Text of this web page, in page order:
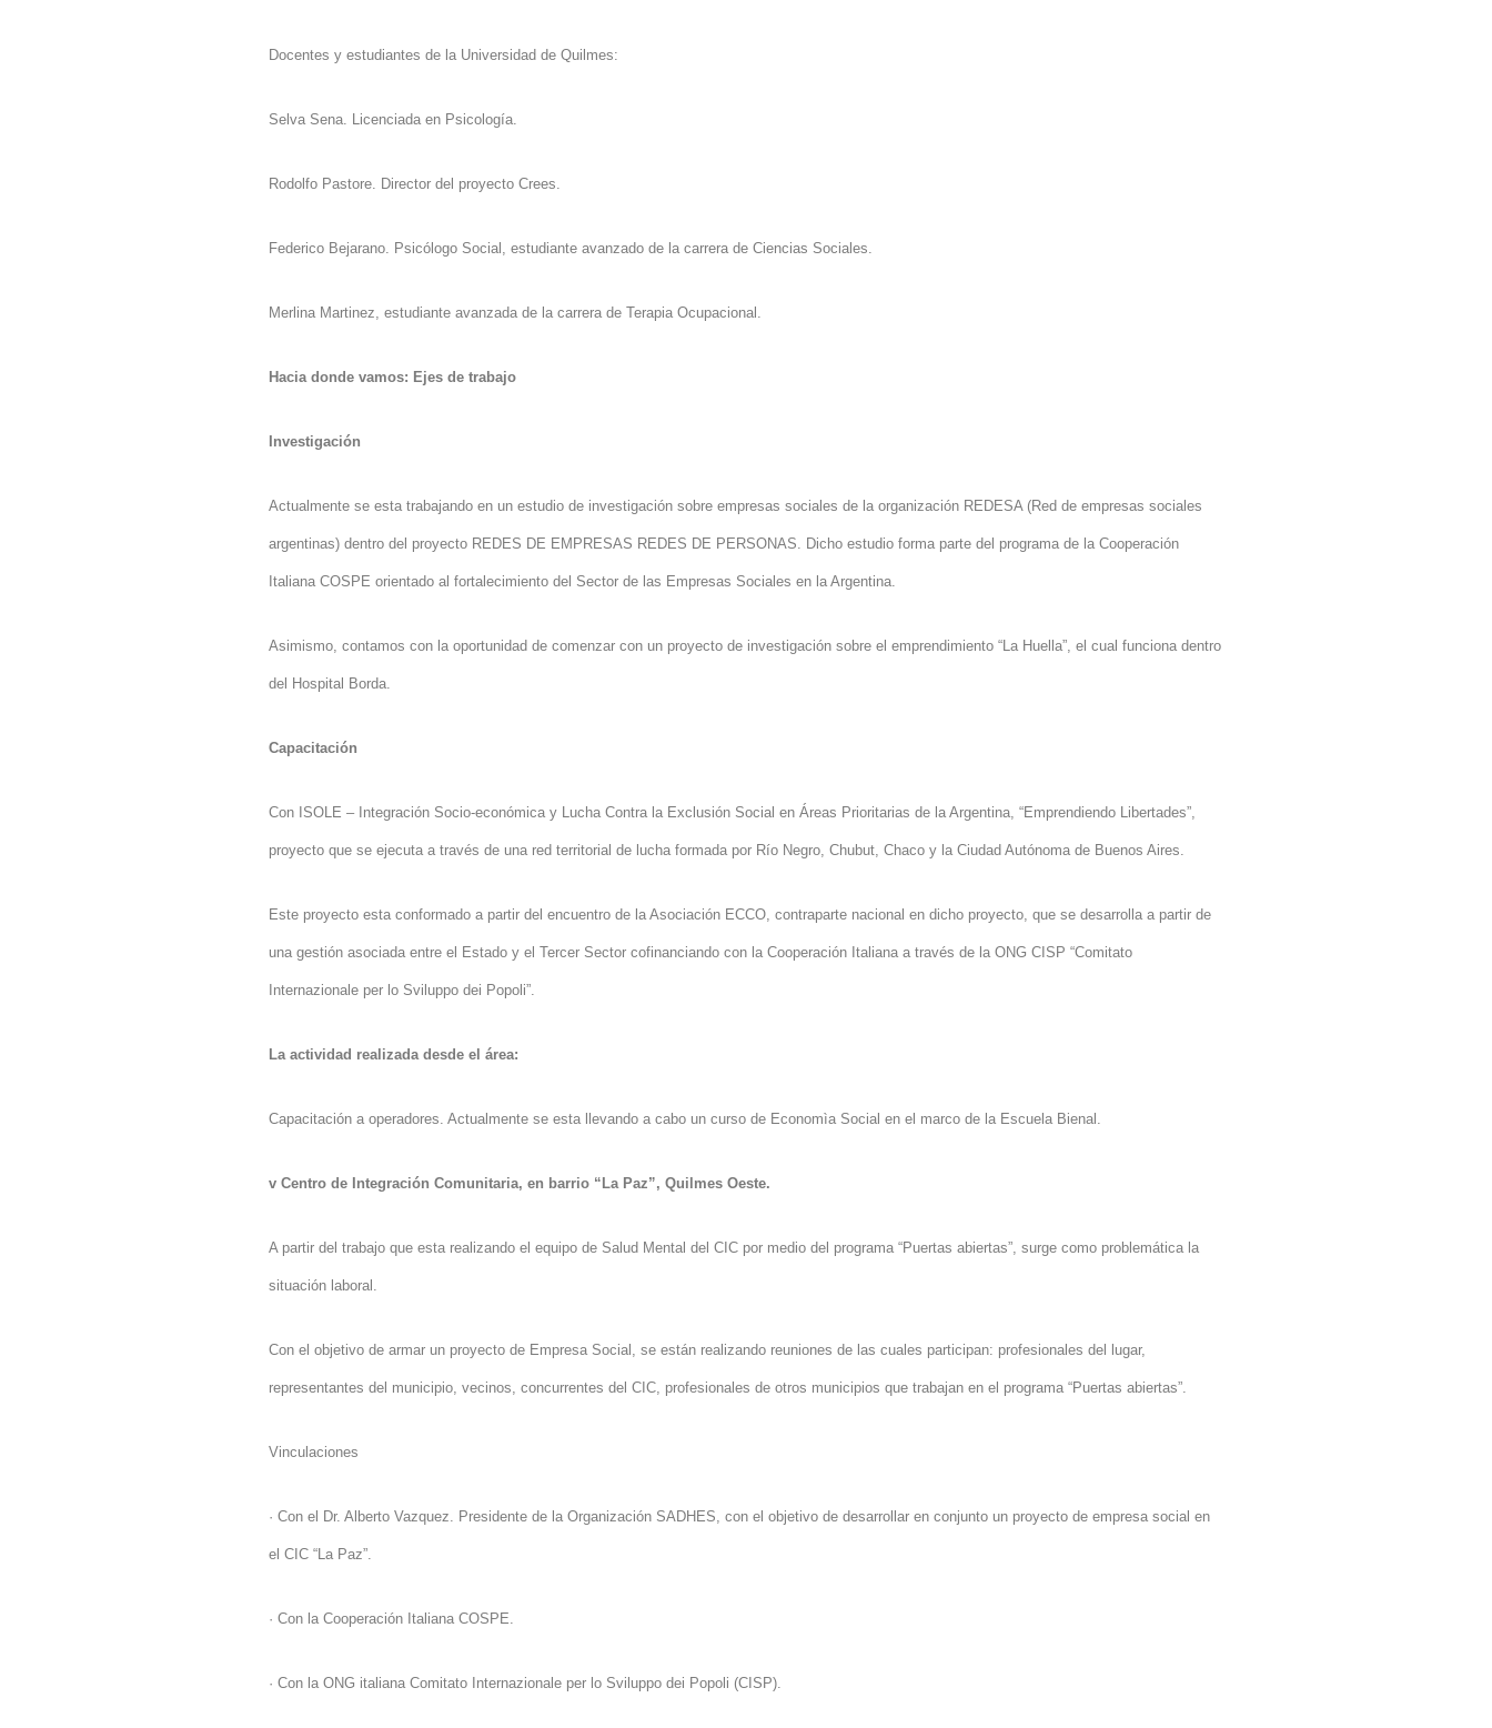
Docentes y estudiantes de la Universidad de Quilmes:
Selva Sena. Licenciada en Psicología.
Rodolfo Pastore. Director del proyecto Crees.
Federico Bejarano. Psicólogo Social, estudiante avanzado de la carrera de Ciencias Sociales.
Merlina Martinez, estudiante avanzada de la carrera de Terapia Ocupacional.
Hacia donde vamos: Ejes de trabajo
Investigación
Actualmente se esta trabajando en un estudio de investigación sobre empresas sociales de la organización REDESA (Red de empresas sociales
argentinas) dentro del proyecto REDES DE EMPRESAS REDES DE PERSONAS. Dicho estudio forma parte del programa de la Cooperación
Italiana COSPE orientado al fortalecimiento del Sector de las Empresas Sociales en la Argentina.
Asimismo, contamos con la oportunidad de comenzar con un proyecto de investigación sobre el emprendimiento “La Huella”, el cual funciona dentro
del Hospital Borda.
Capacitación
Con ISOLE – Integración Socio-económica y Lucha Contra la Exclusión Social en Áreas Prioritarias de la Argentina , “Emprendiendo Libertades”,
proyecto que se ejecuta a través de una red territorial de lucha formada por Río Negro, Chubut, Chaco y la Ciudad Autónoma de Buenos Aires.
Este proyecto esta conformado a partir del encuentro de la Asociación ECCO, contraparte nacional en dicho proyecto, que se desarrolla a partir de
una gestión asociada entre el Estado y el Tercer Sector cofinanciando con la Cooperación Italiana a través de la ONG CISP “Comitato
Internazionale per lo Sviluppo dei Popoli”.
La actividad realizada desde el área:
Capacitación a operadores. Actualmente se esta llevando a cabo un curso de Economìa Social en el marco de la Escuela Bienal.
v Centro de Integración Comunitaria, en barrio “La Paz”, Quilmes Oeste.
A partir del trabajo que esta realizando el equipo de Salud Mental del CIC por medio del programa “Puertas abiertas”, surge como problemática la
situación laboral.
Con el objetivo de armar un proyecto de Empresa Social, se están realizando reuniones de las cuales participan: profesionales del lugar,
representantes del municipio, vecinos, concurrentes del CIC, profesionales de otros municipios que trabajan en el programa “Puertas abiertas”.
Vinculaciones
· Con el Dr. Alberto Vazquez. Presidente de la Organización SADHES , con el objetivo de desarrollar en conjunto un proyecto de empresa social en
el CIC “La Paz”.
· Con la Cooperación Italiana COSPE.
· Con la ONG italiana Comitato Internazionale per lo Sviluppo dei Popoli (CISP).